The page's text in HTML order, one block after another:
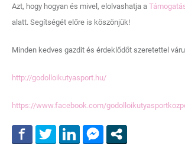
Azt, hogy hogyan és mivel, elolvashatja a
alatt. Segítségét előre is köszönjük!
Minden kedves gazdit és érdeklődőt szeretettel
http://godolloikutyasport.hu/
https://www.facebook.com/